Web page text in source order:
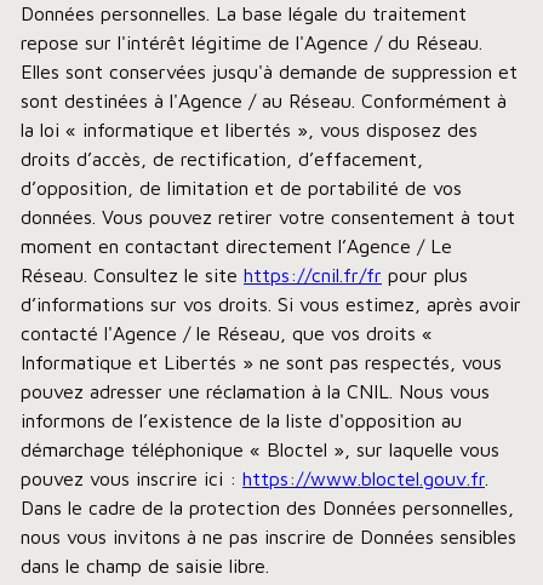
Données personnelles. La base légale du traitement
repose sur l'intérêt légitime de l'Agence / du Réseau.
Elles sont conservées jusqu'à demande de suppression et
sont destinées à l'Agence / au Réseau. Conformément à
la loi « informatique et libertés », vous disposez des
droits d’accès, de rectification, d’effacement,
d’opposition, de limitation et de portabilité de vos
données. Vous pouvez retirer votre consentement à tout
moment en contactant directement l’Agence / Le
Réseau. Consultez le site https://cnil.fr/fr pour plus
d’informations sur vos droits. Si vous estimez, après avoir
contacté l'Agence / le Réseau, que vos droits «
Informatique et Libertés » ne sont pas respectés, vous
pouvez adresser une réclamation à la CNIL. Nous vous
informons de l’existence de la liste d'opposition au
démarchage téléphonique « Bloctel », sur laquelle vous
pouvez vous inscrire ici : https://www.bloctel.gouv.fr
Dans le cadre de la protection des Données personnelles,
nous vous invitons à ne pas inscrire de Données sensibles
dans le champ de saisie libre.